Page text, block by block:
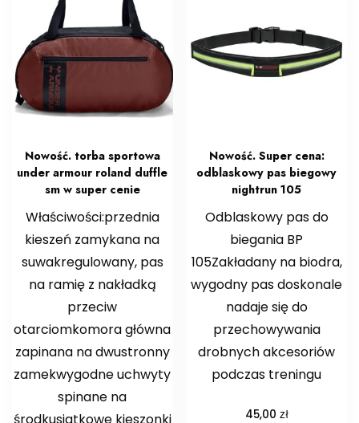
Nowość. torba sportowa
under armour roland duffle
sm w super cenie
Właściwości:przednia
kieszeń zamykana na
suwakregulowany, pas
na ramię z nakładką
przeciw
otarciomkomora główna
zapinana na dwustronny
zamekwygodne uchwyty
spinane na
Nowość. Super cena:
odblaskowy pas biegowy
nightrun 105
Odblaskowy pas do
biegania BP
105Zakładany na biodra,
wygodny pas doskonale
nadaje się do
przechowywania
drobnych akcesoriów
podczas treningu
45,00 zł